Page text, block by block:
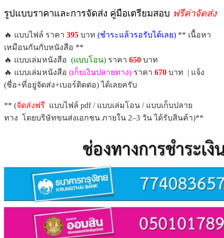
รูปแบบราคาและการจัดส่ง คู่มือเตรียมสอบ ฟรีค่าจัดส่ง
🔥 แบบไฟล์ ราคา 395 บาท (ชำระแล้วรอรับได้เลย) ** เนื้อหา
เหมือนกันกับหนังสือ **
🔥 แบบเล่มหนังสือ (แบบโอน) ราคา 650 บาท
🔥 แบบเล่มหนังสือ (เก็บเงินปลายทาง) ราคา 670 บาท | แจ้ง
(ชื่อ+ที่อยู่จัดส่ง+เบอร์ติดต่อ) ได้เลยครับ
** (จัดส่งฟรี แบบไฟล์ pdf / แบบเล่มโอน / แบบเก็บปลาย
ทาง โดยบริษัทขนส่งเอกชน ภายใน 2–3 วัน ได้รับสินค้า)**